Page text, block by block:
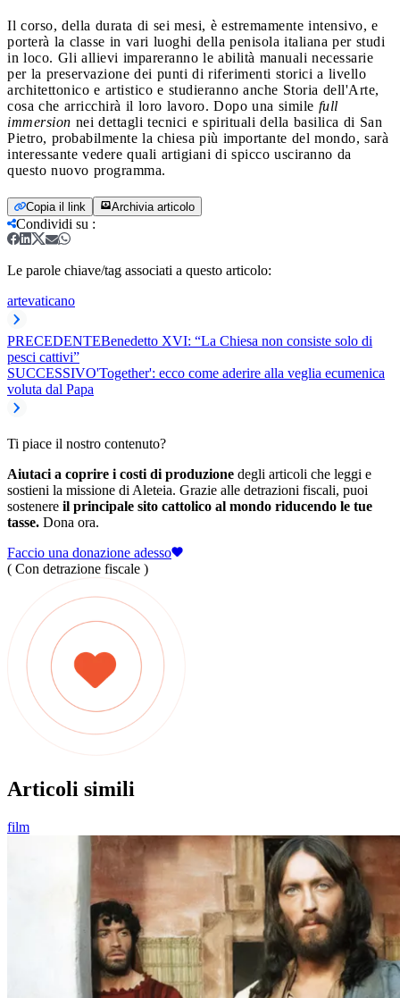
Il corso, della durata di sei mesi, è estremamente intensivo, e
porterà la classe in vari luoghi della penisola italiana per studi
in loco. Gli allievi impareranno le abilità manuali necessarie
per la preservazione dei punti di riferimenti storici a livello
architettonico e artistico e studieranno anche Storia dell'Arte,
cosa che arricchirà il loro lavoro. Dopo una simile full
immersion nei dettagli tecnici e spirituali della basilica di San
Pietro, probabilmente la chiesa più importante del mondo, sarà
interessante vedere quali artigiani di spicco usciranno da
questo nuovo programma.
Copia il link Archivia articolo
Condividi su :
Le parole chiave/tag associati a questo articolo:
artevaticano
PRECEDENTEBenedetto XVI: “La Chiesa non consiste solo di
pesci cattivi”
SUCCESSIVO'Together': ecco come aderire alla veglia ecumenica
voluta dal Papa
Ti piace il nostro contenuto?
Aiutaci a coprire i costi di produzione degli articoli che leggi e
sostieni la missione di Aleteia. Grazie alle detrazioni fiscali, puoi
sostenere il principale sito cattolico al mondo riducendo le tue
tasse. Dona ora.
Faccio una donazione adesso
( Con detrazione fiscale )
Articoli simili
film